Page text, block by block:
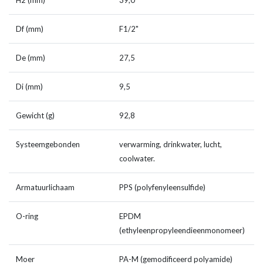
Df (mm) F1/2"
De (mm) 27,5
Di (mm) 9,5
Gewicht (g) 92,8
Systeemgebonden
verwarming, drinkwater, lucht,
coolwater.
Armatuurlichaam PPS (polyfenyleensulfide)
O-ring
EPDM
(ethyleenpropyleendieenmonomeer)
Moer PA-M (gemodificeerd polyamide)